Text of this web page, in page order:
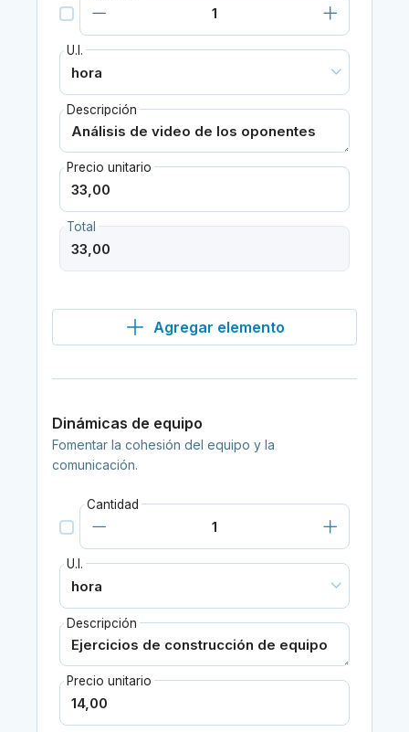
U.I.
Descripción
Precio unitario
Total
Agregar elemento
Dinámicas de equipo
Fomentar la cohesión del equipo y la
comunicación.
Cantidad
U.I.
Descripción
Precio unitario